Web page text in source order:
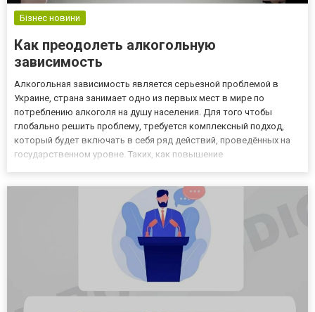
Бізнес новини
Как преодолеть алкогольную
зависимость
Алкогольная зависимость является серьезной проблемой в
Украине, страна занимает одно из первых мест в мире по
потреблению алкоголя на душу населения. Для того чтобы
глобально решить проблему, требуется комплексный подход,
который будет включать в себя ряд действий, проведённых на
государственном уровне. Таких, как повышение
законов, решение основных со...